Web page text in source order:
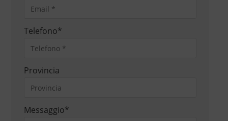
Telefono*
Provincia
Messaggio*